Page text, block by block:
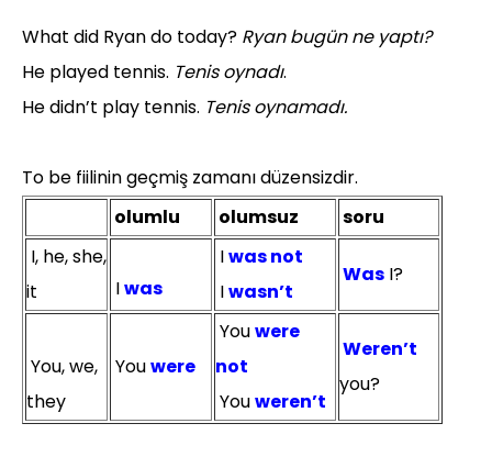
What did Ryan do today? Ryan bugün ne yaptı?
He played tennis. Tenis oynadı.
He didn’t play tennis. Tenis oynamadı.
To be fiilinin geçmiş zamanı düzensizdir.
olumlu
olumsuz
soru
I, he, she,
it
Iwas
Iwas not
Iwasn’t
Was I?
You, we,
they
Youwere
Youwere
not
Youweren’t
Weren’t
you?